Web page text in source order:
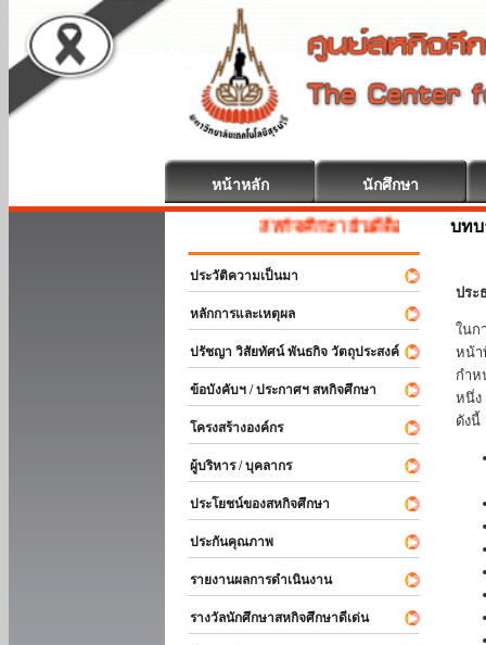
หน้าหลัก นักศึกษา
สหกิจศึกษา ยินดีต้อนรับ
ประวัติความเป็นมา
หลักการและเหตุผล
ปรัชญา วิสัยทัศน์ พันธกิจ วัตถุประสงค์
ข้อบังคับฯ / ประกาศฯ สหกิจศึกษา
โครงสร้างองค์กร
ผู้บริหาร / บุคลากร
ประโยชน์ของสหกิจศึกษา
ประกันคุณภาพ
รายงานผลการดำเนินงาน
รางวัลนักศึกษาสหกิจศึกษาดีเด่น
บทบ
ประ
ในก
หน้า
กำห
หนึ่ง
ดังนี้